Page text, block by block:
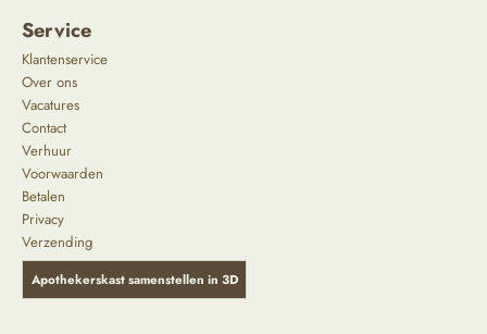
Service
Klantenservice
Over ons
Vacatures
Contact
Verhuur
Voorwaarden
Betalen
Privacy
Verzending
Apothekerskast samenstellen in 3D